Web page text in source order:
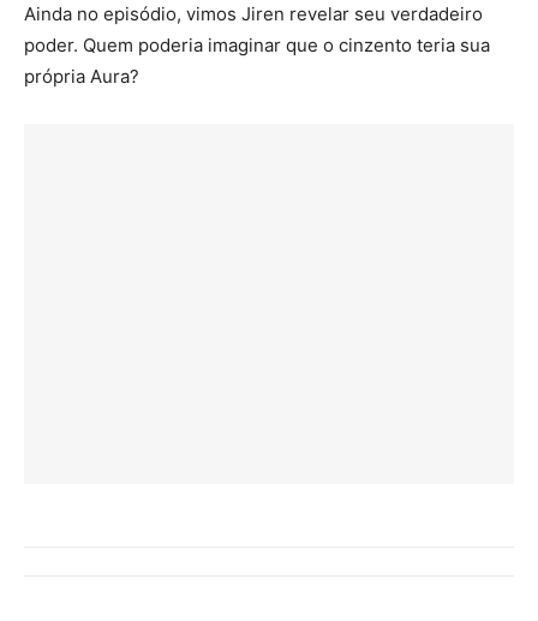
Ainda no episódio, vimos Jiren revelar seu verdadeiro
poder. Quem poderia imaginar que o cinzento teria sua
própria Aura?